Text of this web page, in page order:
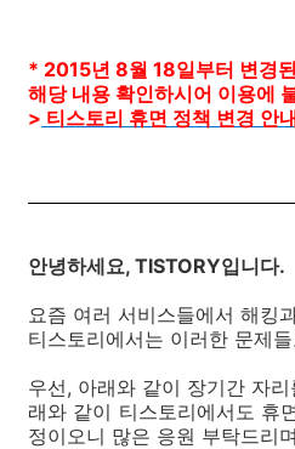
* 2015년 8월 18일부터 변경
해당 내용 확인하시어 이용에
> 티스토리 휴면 정책 변경 안
안녕하세요, TISTORY입니다.
요즘 여러 서비스들에서 해킹
티스토리에서는 이러한 문제
우선, 아래와 같이 장기간 자
래와 같이 티스토리에서도 휴
정이오니 많은 응원 부탁드리